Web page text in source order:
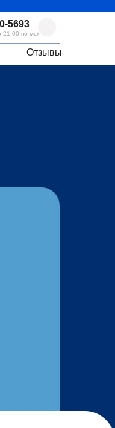
Отзывы
5693
21-00 по мск